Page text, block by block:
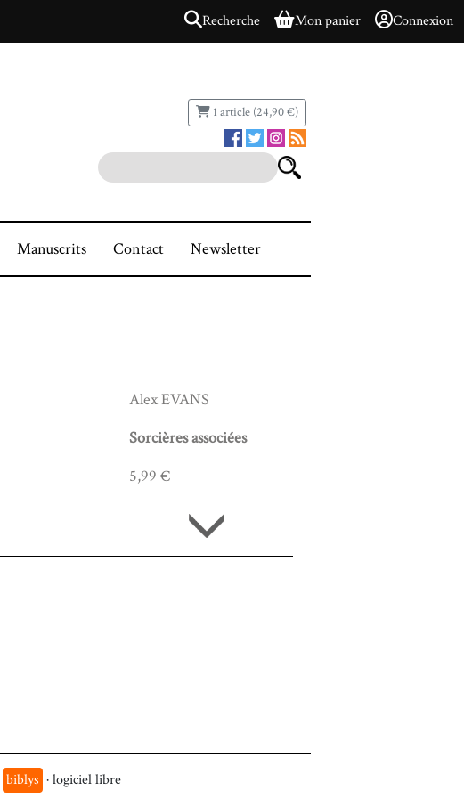
Recherche Mon panier Connexion
1 article (24,90 €)
Manuscrits Contact Newsletter
Alex EVANS
Sorcières associées
5,99 €
biblys · logiciel libre